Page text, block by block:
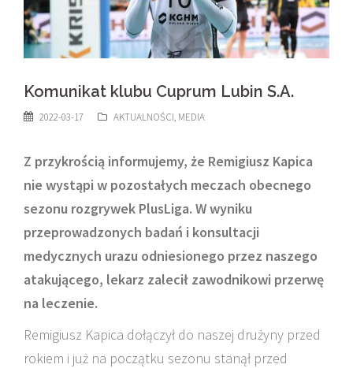
Komunikat klubu Cuprum Lubin S.A.
2022-03-17 AKTUALNOŚCI, MEDIA
Z przykrością informujemy, że Remigiusz Kapica
nie wystąpi w pozostałych meczach obecnego
sezonu rozgrywek PlusLiga. W wyniku
przeprowadzonych badań i konsultacji
medycznych urazu odniesionego przez naszego
atakującego, lekarz zalecił zawodnikowi przerwę
na leczenie.
Remigiusz Kapica dołączył do naszej drużyny przed
rokiem i już na początku sezonu stanął przed